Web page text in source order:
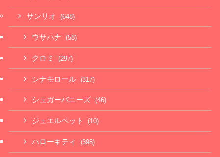
サンリオ (648)
ウサハナ (58)
クロミ (297)
シナモロール (317)
シュガーバニーズ (46)
ジュエルペット (10)
ハローキティ (398)